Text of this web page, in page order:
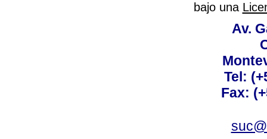
bajo una
Av.
Tel:
Fax: